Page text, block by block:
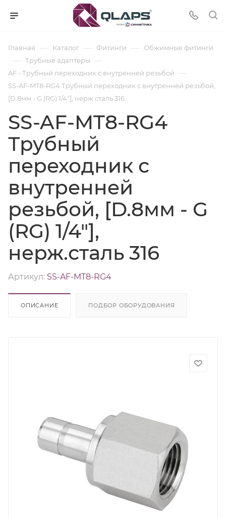
Главная — Каталог — Фитинги — Обжимные фитинги
— Трубные адаптеры —
AF - Трубный переходник с внутренней резьбой —
SS-AF-MT8-RG4 Трубный переходник с внутренней резьбой,
[D.8мм - G (RG) 1/4"], нерж.сталь 316
SS-AF-MT8-RG4
Трубный
переходник с
внутренней
резьбой, [D.8мм - G
(RG) 1/4"],
нерж.сталь 316
Артикул: SS-AF-MT8-RG4
ОПИСАНИЕ ПОДБОР ОБОРУДОВАНИЯ